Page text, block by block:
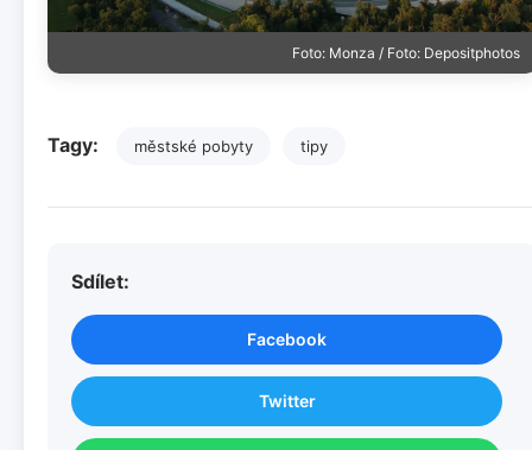
Foto: Monza / Foto: Depositphotos
Tagy: městské pobyty tipy
Sdílet:
Facebook
Twitter